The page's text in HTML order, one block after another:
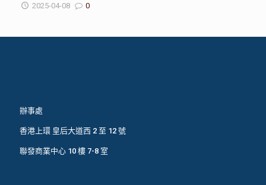
2025-04-08 0
辦事處
香港上環 皇后大道西 2 至 12 號
聯發商業中心 10 樓 7-8 室